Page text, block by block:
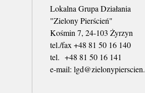
Lokalna Grupa Działania
"Zielony Pierścień"
Kośmin 7, 24-103 Żyrzyn
tel./fax +48 81 50 16 140
tel. +48 81 50 16 141
​e-mail: